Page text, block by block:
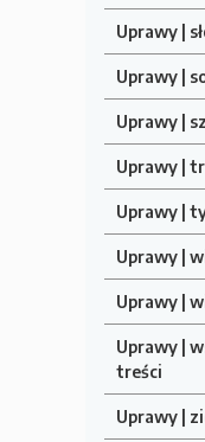
Uprawy |
Uprawy |
Uprawy |
Uprawy |
Uprawy |
Uprawy |
Uprawy |
Uprawy |
treści
Uprawy |